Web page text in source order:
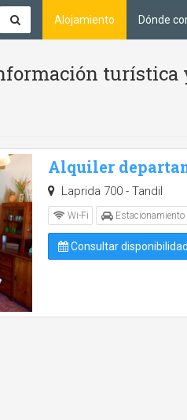
Alojamiento Dónde
turística
Alquiler
Laprida 700 - Tandil
Wi-Fi Estacionamiento
Consultar disponibilidad